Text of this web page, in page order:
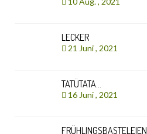
LECKER
21 Juni , 2021
TATÜTATA…
16 Juni , 2021
FRÜHLINGSBASTELEIEN